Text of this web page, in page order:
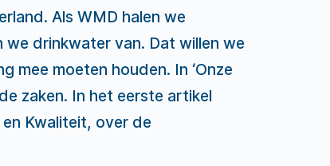
Als WMD halen we
drinkwater van. Dat willen we
mee moeten houden. In ‘Onze
zaken. In het eerste artikel
Kwaliteit, over de